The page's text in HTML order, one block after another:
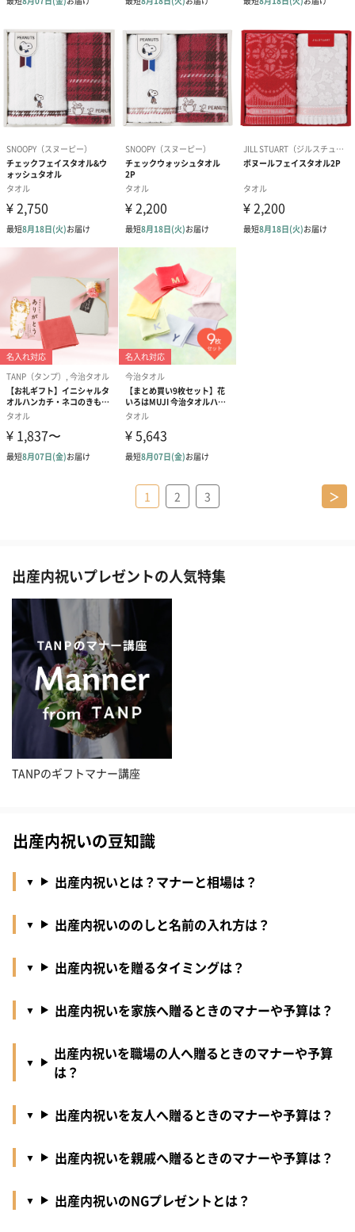
1 2 3 ＞
出産内祝いプレゼントの人気特集
TANPのギフトマナー講座
出産内祝いの豆知識
出産内祝いとは？マナーと相場は？
出産内祝いののしと名前の入れ方は？
出産内祝いを贈るタイミングは？
出産内祝いを家族へ贈るときのマナーや予算は？
出産内祝いを職場の人へ贈るときのマナーや予算
は？
出産内祝いを友人へ贈るときのマナーや予算は？
出産内祝いを親戚へ贈るときのマナーや予算は？
出産内祝いのNGプレゼントとは？